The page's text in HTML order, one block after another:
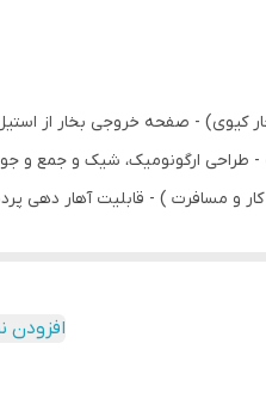
کیوی) - صفحه خروجی بخار از
جابجایی با ظرفیت 260 میلی لیتر - قابلیت قفل دکمه بخار برای خروج خودکار بخار مداوم - زمان گرم شدن سریع در 45 ثانیه - طراحی ارگونومیک، شیک و جمع
استفاده روزمره ( منزل، محل کار و مسافرت ) - قابلیت آهار دهی
افزودن